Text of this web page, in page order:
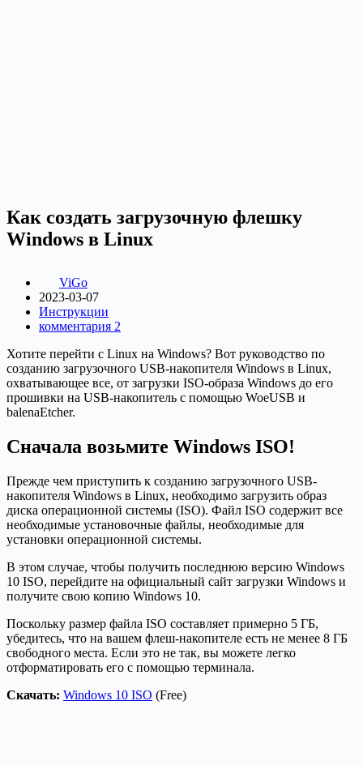
Как создать загрузочную флешку
Windows в Linux
ViGo
2023-03-07
Инструкции
комментария 2
Хотите перейти с Linux на Windows? Вот руководство по
созданию загрузочного USB-накопителя Windows в Linux,
охватывающее все, от загрузки ISO-образа Windows до его
прошивки на USB-накопитель с помощью WoeUSB и
balenaEtcher.
Сначала возьмите Windows ISO!
Прежде чем приступить к созданию загрузочного USB-
накопителя Windows в Linux, необходимо загрузить образ
диска операционной системы (ISO). Файл ISO содержит все
необходимые установочные файлы, необходимые для
установки операционной системы.
В этом случае, чтобы получить последнюю версию Windows
10 ISO, перейдите на официальный сайт загрузки Windows и
получите свою копию Windows 10.
Поскольку размер файла ISO составляет примерно 5 ГБ,
убедитесь, что на вашем флеш-накопителе есть не менее 8 ГБ
свободного места. Если это не так, вы можете легко
отформатировать его с помощью терминала.
Скачать: Windows 10 ISO (Free)